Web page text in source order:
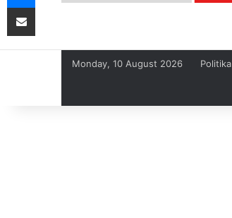
Monday, 10 August 2026 Politika
Pošalji preko E-Maila